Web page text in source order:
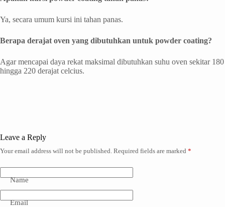
Ya, secara umum kursi ini tahan panas.
Berapa derajat oven yang dibutuhkan untuk powder coating?
Agar mencapai daya rekat maksimal dibutuhkan suhu oven sekitar 180
hingga 220 derajat celcius.
Leave a Reply
Your email address will not be published. Required fields are marked *
Name
Email